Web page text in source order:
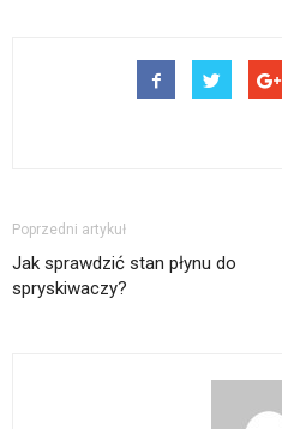
Poprzedni artykuł
Jak sprawdzić stan płynu do
spryskiwaczy?